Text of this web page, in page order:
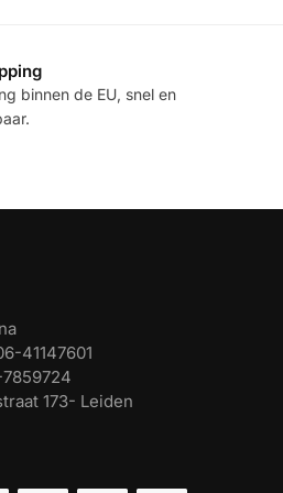
binnen de EU, snel en
41147601
7859724
173- Leiden